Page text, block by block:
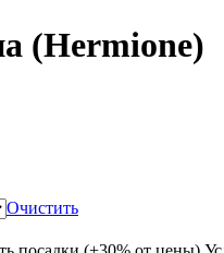
(Hermione)
Очистить